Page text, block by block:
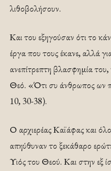
λιθοβολήσουν.
Και του εξηγούσαν ότι το
έργα που τους έκανε, αλλά
ανεπίτρεπτη βλασφημία
Θεό. «Ότι συ άνθρωπος ων
10, 30-38).
Ο αρχιερέας Καϊάφας και
απηύθυναν το ξεκάθαρο
Υιός του Θεού. Και στην εξ